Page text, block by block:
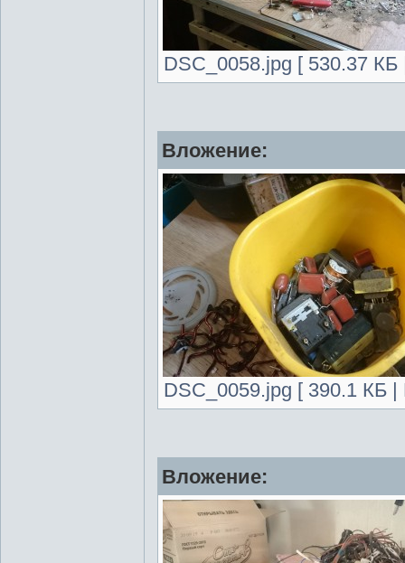
DSC_0058.jpg [ 530.37
Вложение:
DSC_0059.jpg [ 390.1 КБ
Вложение: